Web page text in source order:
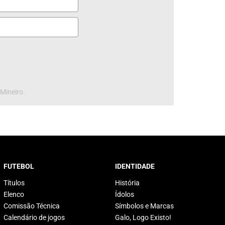
FUTEBOL
Títulos
Elenco
Comissão Técnica
Calendário de jogos
IDENTIDADE
História
Ídolos
Símbolos e Marcas
Galo, Logo Existo!